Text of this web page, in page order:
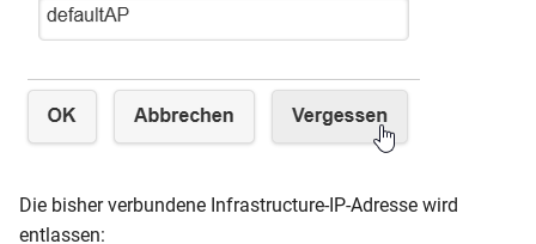
Die bisher verbundene Infrastructure-IP-Adresse wird
entlassen: